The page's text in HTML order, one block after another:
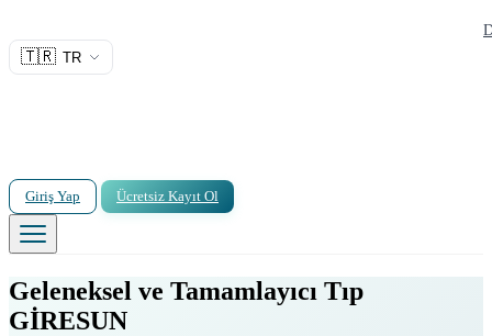
🇹🇷 TR
Giriş Yap Ücretsiz Kayıt Ol
Geleneksel ve Tamamlayıcı Tıp
GİRESUN